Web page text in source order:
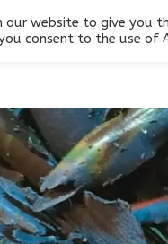
Conception
our website to give you
consent to the use of